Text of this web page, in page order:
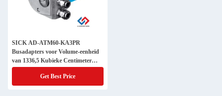
SICK AD-ATM60-KA3PR
Busadapters voor Volume-eenheid
van 1336,5 Kubieke Centimeter
cm3
Get Best Price